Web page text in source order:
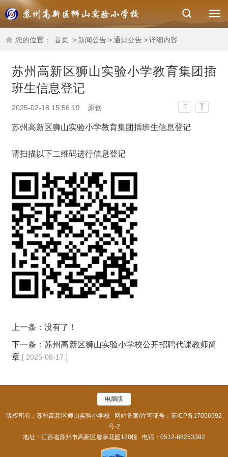
您的位置： 首页 > 新闻公告>通知公告>详细内容
苏州高新区狮山实验小学教育集团插
班生信息登记
2025-02-18 15:56:19 原创 T T
苏州高新区狮山实验小学教育集团插班生信息登记
请扫描以下二维码进行信息登记
上一条：没有了！
下一条：苏州高新区狮山实验小学校公开招聘代课教师简
章 [ 2025-08-17 ]
电脑版
版权所有：苏州高新区狮山实验小学校 网站备案/许可证号： 苏ICP备17056592
号-2
地址：江苏省苏州市高新区馨泰花园128幢 电话：0512-68253392